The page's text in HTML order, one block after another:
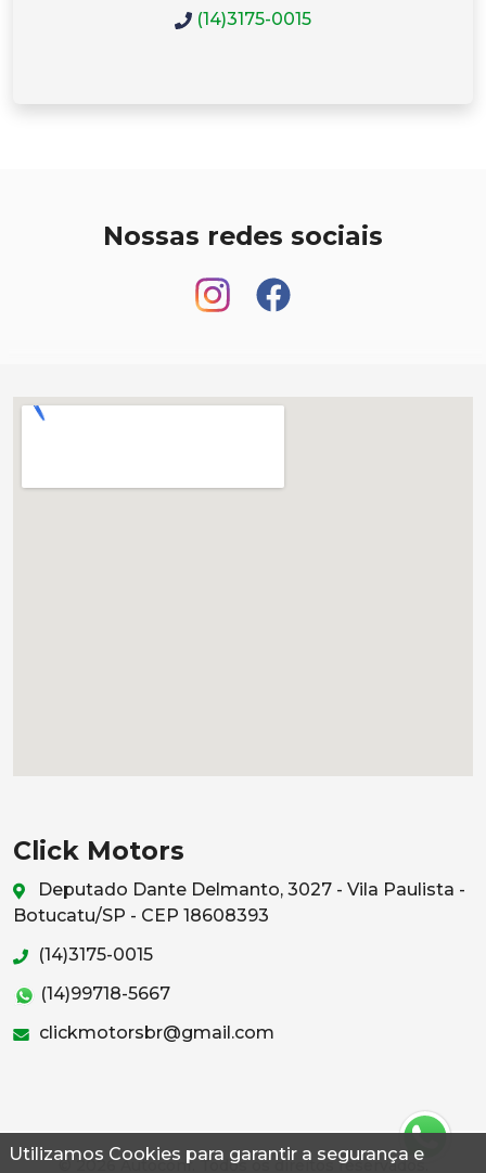
Utilizamos Cookies para garantir a segurança e
(14)3175-0015
Nossas redes sociais
Click Motors
Deputado Dante Delmanto, 3027 - Vila Paulista -
Botucatu/SP - CEP 18608393
(14)3175-0015
(14)99718-5667
clickmotorsbr@gmail.com
© 2026 Autoconf. Todos os direitos reservados.